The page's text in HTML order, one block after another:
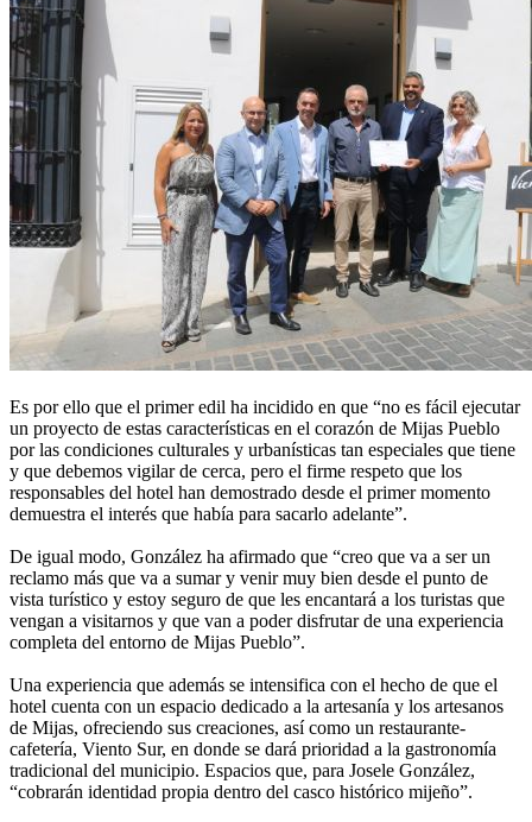
Es por ello que el primer edil ha incidido en que “no es fácil ejecutar
un proyecto de estas características en el corazón de Mijas Pueblo
por las condiciones culturales y urbanísticas tan especiales que tiene
y que debemos vigilar de cerca, pero el firme respeto que los
responsables del hotel han demostrado desde el primer momento
demuestra el interés que había para sacarlo adelante”.
De igual modo, González ha afirmado que “creo que va a ser un
reclamo más que va a sumar y venir muy bien desde el punto de
vista turístico y estoy seguro de que les encantará a los turistas que
vengan a visitarnos y que van a poder disfrutar de una experiencia
completa del entorno de Mijas Pueblo”.
Una experiencia que además se intensifica con el hecho de que el
hotel cuenta con un espacio dedicado a la artesanía y los artesanos
de Mijas, ofreciendo sus creaciones, así como un restaurante-
cafetería, Viento Sur, en donde se dará prioridad a la gastronomía
tradicional del municipio. Espacios que, para Josele González,
“cobrarán identidad propia dentro del casco histórico mijeño”.